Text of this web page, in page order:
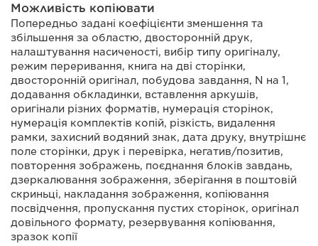
Можливість копіювати
Попередньо задані коефіцієнти зменшення та
збільшення за областю, двосторонній друк,
налаштування насиченості, вибір типу оригіналу,
режим переривання, книга на дві сторінки,
двосторонній оригінал, побудова завдання, N на 1,
додавання обкладинки, вставлення аркушів,
оригінали різних форматів, нумерація сторінок,
нумерація комплектів копій, різкість, видалення
рамки, захисний водяний знак, дата друку, внутрішнє
поле сторінки, друк і перевірка, негатив/позитив,
повторення зображень, поєднання блоків завдань,
дзеркалювання зображення, зберігання в поштовій
скриньці, накладання зображення, копіювання
посвідчення, пропускання пустих сторінок, оригінал
довільного формату, резервування копіювання,
зразок копії